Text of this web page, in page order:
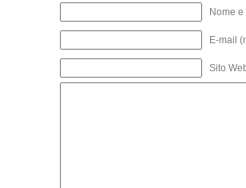
Nome
E-mail
Sito